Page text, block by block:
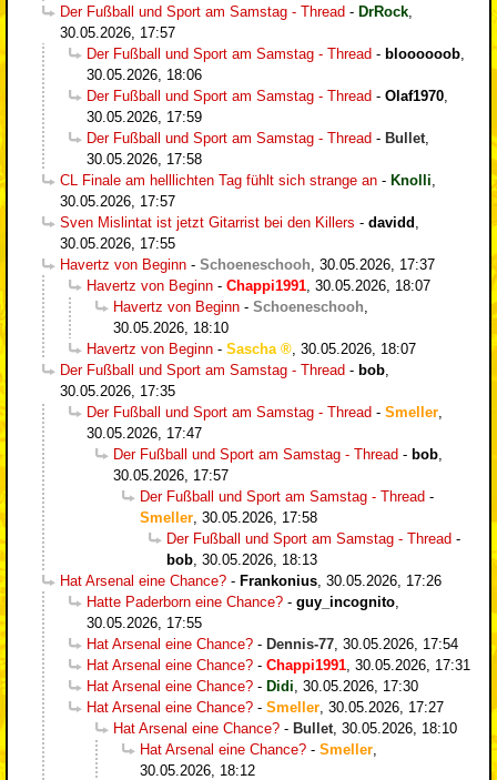
Der Fußball und Sport am Samstag - Thread - DrRock
30.05.2026, 17:57
Der Fußball und Sport am Samstag - Thread - bloooooob
30.05.2026, 18:06
Der Fußball und Sport am Samstag - Thread - Olaf1970
30.05.2026, 17:59
Der Fußball und Sport am Samstag - Thread - Bullet
30.05.2026, 17:58
CL Finale am helllichten Tag fühlt sich strange an - Knolli
30.05.2026, 17:57
Sven Mislintat ist jetzt Gitarrist bei den Killers - davidd
30.05.2026, 17:55
Havertz von Beginn - Schoeneschooh 30.05.2026, 17:37
Havertz von Beginn - Chappi1991 30.05.2026, 18:07
Havertz von Beginn - Schoeneschooh
30.05.2026, 18:10
Havertz von Beginn - Sascha
30.05.2026, 18:07
Der Fußball und Sport am Samstag - Thread - bob
30.05.2026, 17:35
Der Fußball und Sport am Samstag - Thread - Smeller
30.05.2026, 17:47
Der Fußball und Sport am Samstag - Thread - bob
30.05.2026, 17:57
Der Fußball und Sport am Samstag - Thread -
Smeller 30.05.2026, 17:58
Der Fußball und Sport am Samstag - Thread -
bob 30.05.2026, 18:13
Hat Arsenal eine Chance? - Frankonius 30.05.2026, 17:26
Hatte Paderborn eine Chance? - guy_incognito
30.05.2026, 17:55
Hat Arsenal eine Chance? - Dennis-77 30.05.2026, 17:54
Hat Arsenal eine Chance? - Chappi1991 30.05.2026, 17:31
Hat Arsenal eine Chance? - Didi 30.05.2026, 17:30
Hat Arsenal eine Chance? - Smeller 30.05.2026, 17:27
Hat Arsenal eine Chance? - Bullet 30.05.2026, 18:10
Hat Arsenal eine Chance? - Smeller
30.05.2026, 18:12